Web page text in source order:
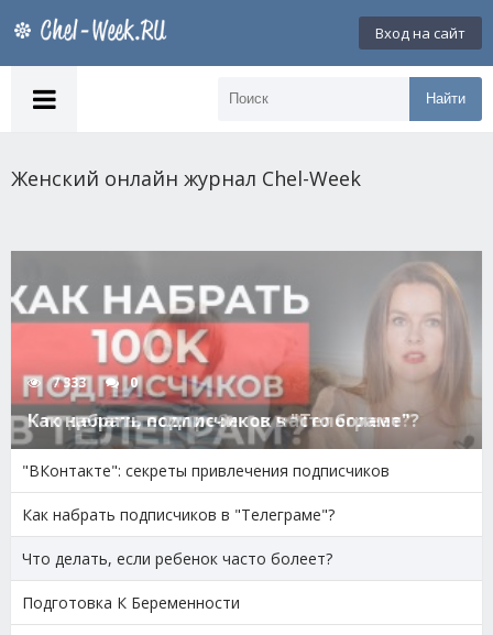
Вход на сайт
Найти
Женский онлайн журнал Chel-Week
"ВКонтакте": секреты привлечения подписчиков
Как набрать подписчиков в "Телеграме"?
4 932 0
Что делать, если ребенок часто болеет?
Что делать, если ребенок часто болеет?
Подготовка К Беременности